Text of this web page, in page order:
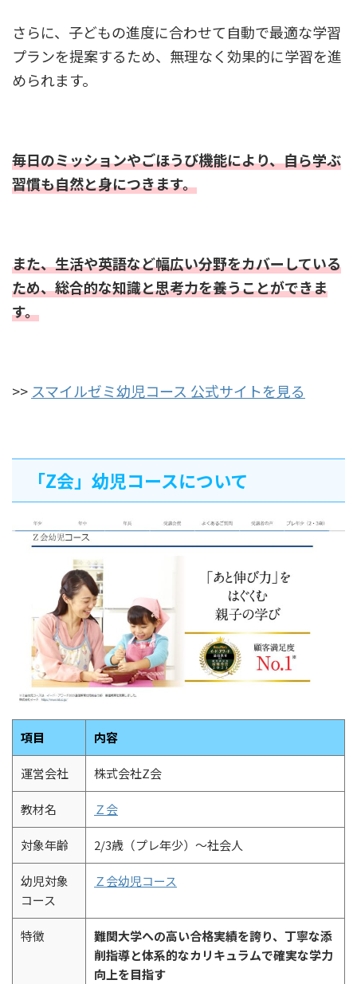
さらに、子どもの進度に合わせて自動で最適な学習
プランを提案するため、無理なく効果的に学習を進
められます。
毎日のミッションやごほうび機能により、自ら学ぶ
習慣も自然と身につきます。
また、生活や英語など幅広い分野をカバーしている
ため、総合的な知識と思考力を養うことができま
す。
>> スマイルゼミ幼児コース 公式サイトを見る
「Z会」幼児コースについて
項目 内容
運営会社 株式会社Z会
教材名 Ｚ会
対象年齢 2/3歳（プレ年少）～社会人
幼児対象
コース
Ｚ会幼児コース
特徴
難関大学への高い合格実績を誇り、丁寧な添
削指導と体系的なカリキュラムで確実な学力
向上を目指す